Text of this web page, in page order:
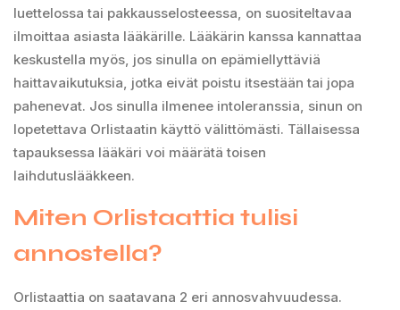
luettelossa tai pakkausselosteessa, on suositeltavaa
ilmoittaa asiasta lääkärille. Lääkärin kanssa kannattaa
keskustella myös, jos sinulla on epämiellyttäviä
haittavaikutuksia, jotka eivät poistu itsestään tai jopa
pahenevat. Jos sinulla ilmenee intoleranssia, sinun on
lopetettava Orlistaatin käyttö välittömästi. Tällaisessa
tapauksessa lääkäri voi määrätä toisen
laihdutuslääkkeen.
Miten Orlistaattia tulisi
annostella?
Orlistaattia on saatavana 2 eri annosvahvuudessa.